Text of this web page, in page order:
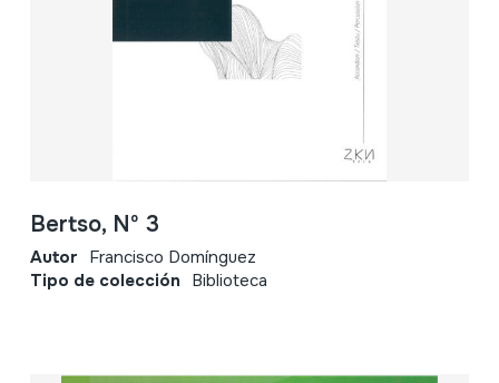
Bertso, Nº 3
Autor Francisco Domínguez
Tipo de colección Biblioteca